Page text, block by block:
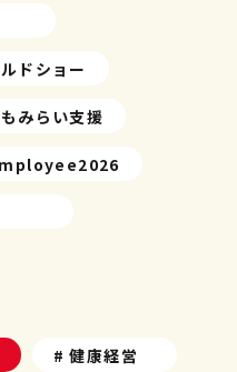
ドショー
みらい支援
# 健康経営